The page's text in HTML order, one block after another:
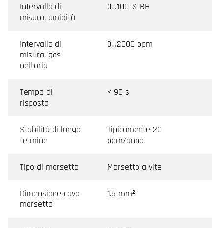
Intervallo di
misura, umidità
0…100 % RH
Intervallo di
misura, gas
nell'aria
0…2000 ppm
Tempo di
risposta
< 90 s
Stabilità di lungo
termine
Tipicamente 20
ppm/anno
Tipo di morsetto Morsetto a vite
Dimensione cavo
morsetto
1.5 mm²